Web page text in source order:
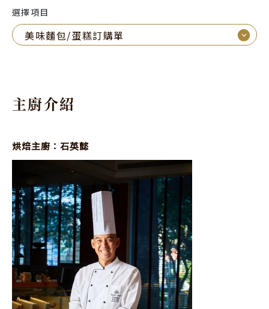
選擇項目
美味麵包/蛋糕訂購單 ⌵
主廚介紹
烘焙主廚：石英懿